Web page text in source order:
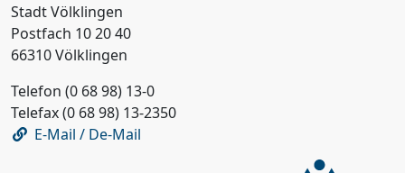
Stadt Völklingen
Postfach 10 20 40
66310 Völklingen
Telefon (0 68 98) 13-0
Telefax (0 68 98) 13-2350
E-Mail / De-Mail